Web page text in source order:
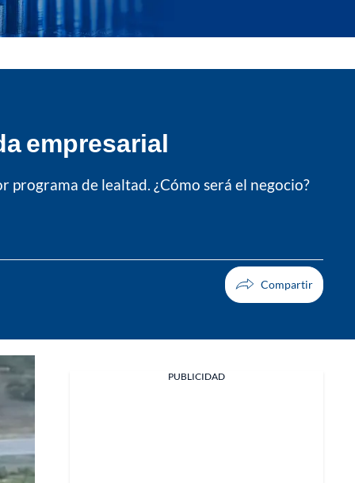
empresarial
programa de lealtad. ¿Cómo será el negocio?
PUBLICIDAD